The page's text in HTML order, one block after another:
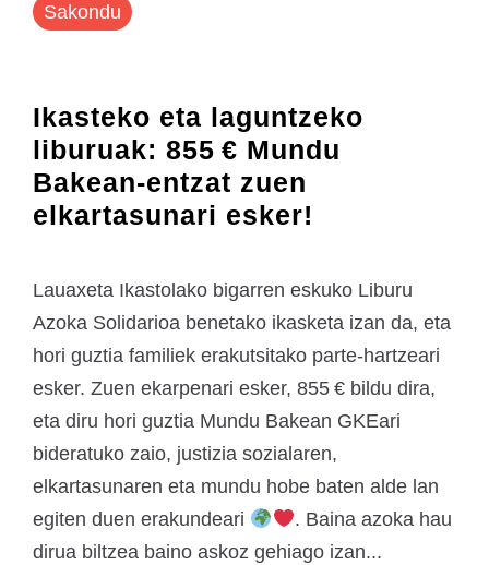
Sakondu
Ikasteko eta laguntzeko
liburuak: 855 € Mundu
Bakean-entzat zuen
elkartasunari esker!
Lauaxeta Ikastolako bigarren eskuko Liburu
Azoka Solidarioa benetako ikasketa izan da, eta
hori guztia familiek erakutsitako parte-hartzeari
esker. Zuen ekarpenari esker, 855 € bildu dira,
eta diru hori guztia Mundu Bakean GKEari
bideratuko zaio, justizia sozialaren,
elkartasunaren eta mundu hobe baten alde lan
egiten duen erakundeari
. Baina azoka hau
dirua biltzea baino askoz gehiago izan...